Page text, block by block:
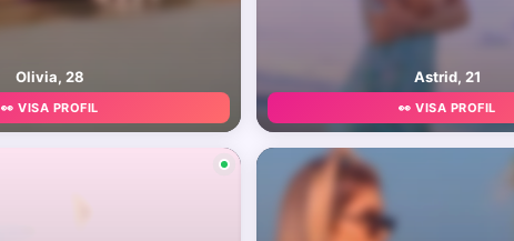
Olivia, 28
👀 VISA PROFIL
Astrid, 21
👀 VISA PROFIL